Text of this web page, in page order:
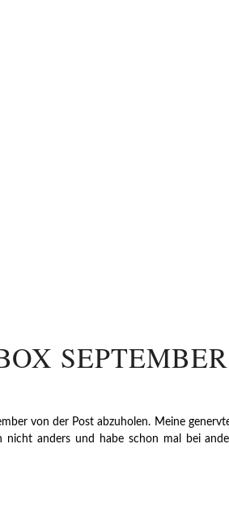
von der Post abzuholen. Meine
anders und habe schon mal bei